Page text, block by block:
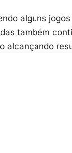
alguns
também
alcançando